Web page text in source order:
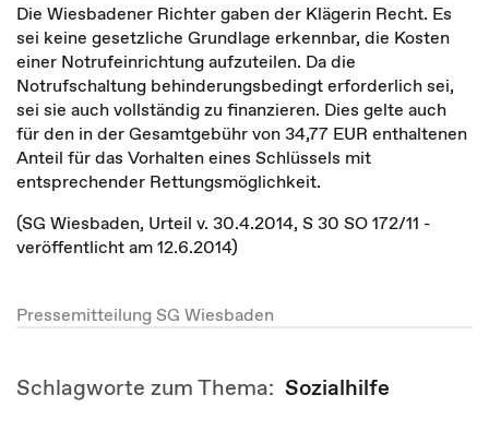
Die Wiesbadener Richter gaben der Klägerin Recht. Es
sei keine gesetzliche Grundlage erkennbar, die Kosten
einer Notrufeinrichtung aufzuteilen. Da die
Notrufschaltung behinderungsbedingt erforderlich sei,
sei sie auch vollständig zu finanzieren. Dies gelte auch
für den in der Gesamtgebühr von 34,77 EUR enthaltenen
Anteil für das Vorhalten eines Schlüssels mit
entsprechender Rettungsmöglichkeit.
(SG Wiesbaden, Urteil v. 30.4.2014, S 30 SO 172/11 -
veröffentlicht am 12.6.2014)
Pressemitteilung SG Wiesbaden
Schlagworte zum Thema: Sozialhilfe